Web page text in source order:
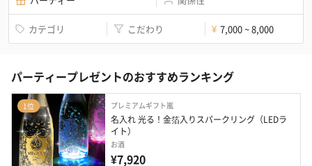
カテゴリ こだわり ¥ 7,000 ~ 8,000
パーティープレゼントのおすすめランキング
1位 プレミアムギフト嵐
名入れ 光る！金箔入りスパークリング（LEDラ
イト）
お酒
¥7,920